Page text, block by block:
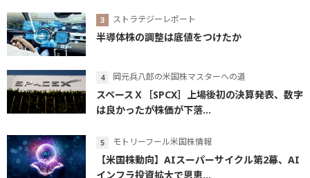
ストラテジーレポート
半導体株の調整は底値をつけたか
岡元兵八郎の米国株マスターへの道
スペースＸ［SPCX］上場後初の決算発表、数字
は良かったが株価が下落...
モトリーフール米国株情報
【米国株動向】AIスーパーサイクル第2幕、AI
インフラ投資拡大で恩恵...